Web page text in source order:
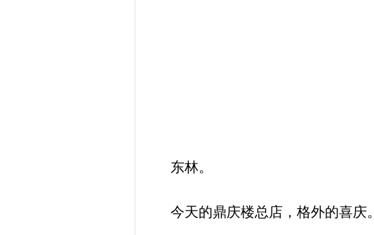
东林。
今天的鼎庆楼总店，格外的喜庆。